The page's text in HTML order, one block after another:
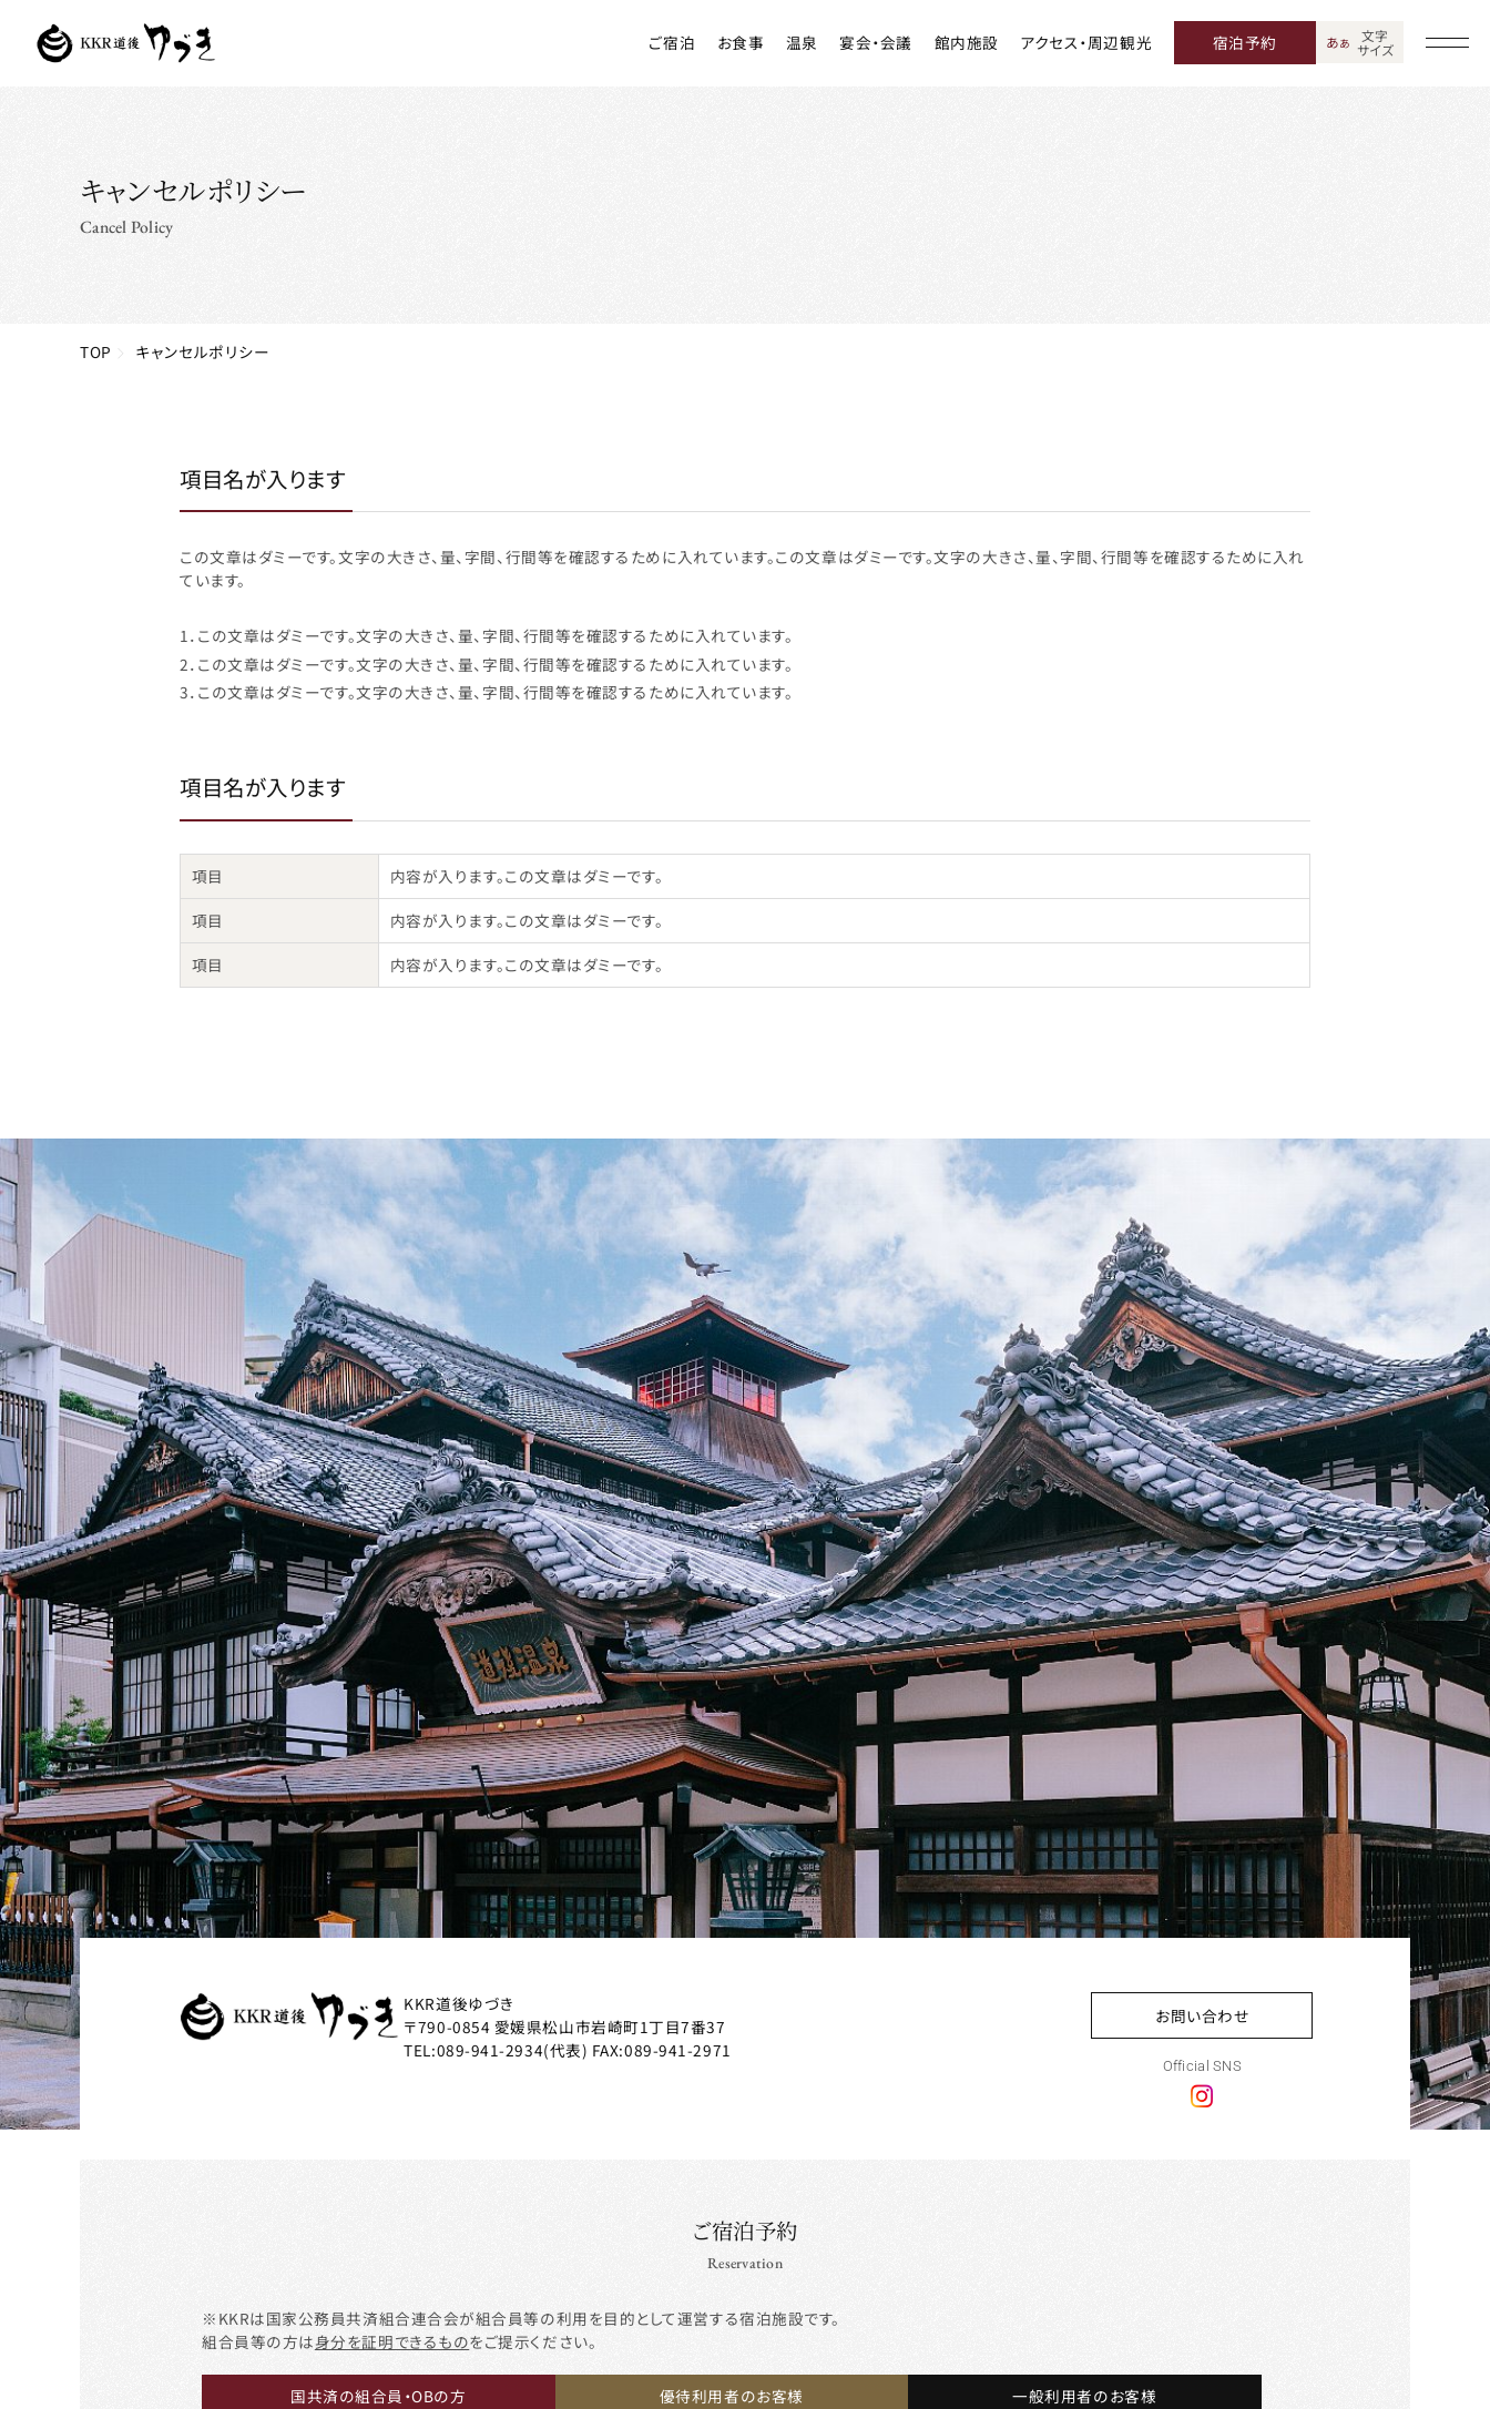
ご宿泊 お食事 温泉 宴会・会議 館内施設 アクセス・周辺観光 宿泊予約 ああ 文字
サイズ
キャンセルポリシー
Cancel Policy
TOP キャンセルポリシー
項目名が入ります
この文章はダミーです。文字の大きさ、量、字間、行間等を確認するために入れています。この文章はダミーです。文字の大きさ、量、字間、行間等を確認するために入れ
ています。
1．この文章はダミーです。文字の大きさ、量、字間、行間等を確認するために入れています。
2．この文章はダミーです。文字の大きさ、量、字間、行間等を確認するために入れています。
3．この文章はダミーです。文字の大きさ、量、字間、行間等を確認するために入れています。
項目名が入ります
項目
内容が入ります。この文章はダミーです。
項目
内容が入ります。この文章はダミーです。
項目
内容が入ります。この文章はダミーです。
KKR道後ゆづき
〒790-0854 愛媛県松山市岩崎町1丁目7番37
TEL:089-941-2934(代表) FAX:089-941-2971
お問い合わせ
Official SNS
ご宿泊予約
Reservation
※KKRは国家公務員共済組合連合会が組合員等の利用を目的として運営する宿泊施設です。
組合員等の方は身分を証明できるものをご提示ください。
国共済の組合員・OBの方 優待利用者のお客様 一般利用者のお客様